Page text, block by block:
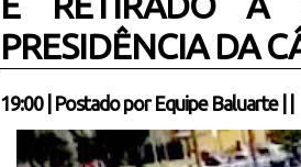
PRESIDÊNCIA DA
19:00| Postado por Equipe Baluarte